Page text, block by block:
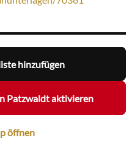
hinzufügen
Patzwaldt aktivieren
öffnen